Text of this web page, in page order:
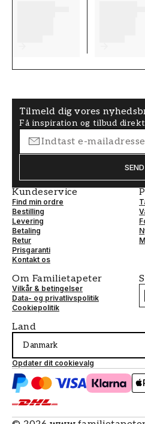
Tilmeld dig vores
Få inspiration og tilbud
SEND
Kundeservice
Find min ordre
Bestilling
Levering
Betaling
Retur
Prisgaranti
Kontakt os
Om Familietapeter
Vilkår & betingelser
Data- og privatlivspolitik
Cookiepolitik
Land
Danmark
Opdater dit cookievalg